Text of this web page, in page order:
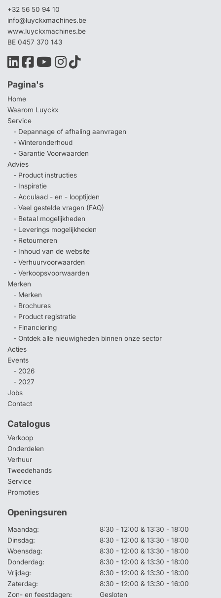
+32 56 50 94 10
info@luyckxmachines.be
www.luyckxmachines.be
BE 0457 370 143
Pagina's
Home
Waarom Luyckx
Service
- Depannage of afhaling aanvragen
- Winteronderhoud
- Garantie Voorwaarden
Advies
- Product instructies
- Inspiratie
- Acculaad - en - looptijden
- Veel gestelde vragen (FAQ)
- Betaal mogelijkheden
- Leverings mogelijkheden
- Retourneren
- Inhoud van de website
- Verhuurvoorwaarden
- Verkoopsvoorwaarden
Merken
- Merken
- Brochures
- Product registratie
- Financiering
- Ontdek alle nieuwigheden binnen onze sector
Acties
Events
- 2026
- 2027
Jobs
Contact
Catalogus
Verkoop
Onderdelen
Verhuur
Tweedehands
Service
Promoties
Openingsuren
Maandag:
8:30 - 12:00 & 13:30 - 18:00
Dinsdag:
8:30 - 12:00 & 13:30 - 18:00
Woensdag:
8:30 - 12:00 & 13:30 - 18:00
Donderdag:
8:30 - 12:00 & 13:30 - 18:00
Vrijdag:
8:30 - 12:00 & 13:30 - 18:00
Zaterdag:
8:30 - 12:00 & 13:30 - 16:00
Zon- en feestdagen:
Gesloten